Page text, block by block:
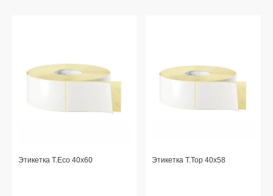
Этикетка T.Eco 40x60 Этикетка T.Top 40x58